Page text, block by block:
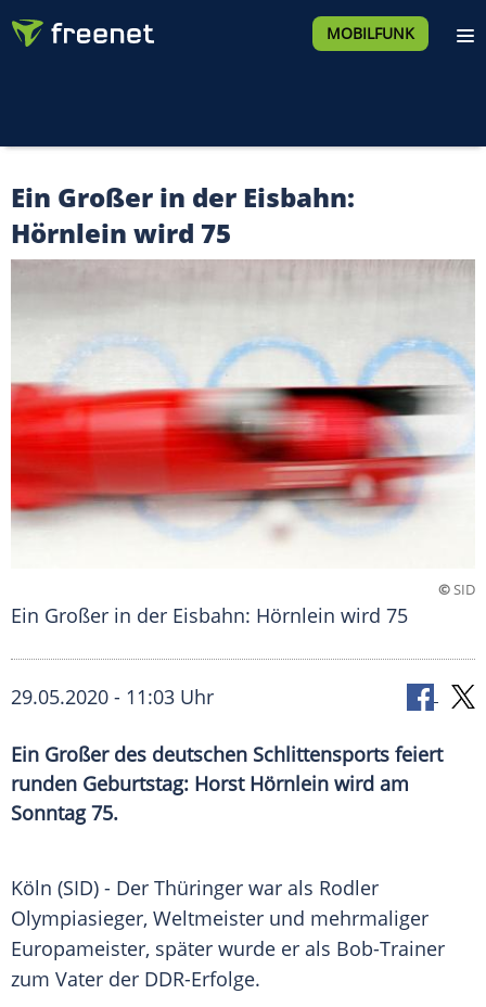
MOBILFUNK
Ein Großer in der Eisbahn:
Hörnlein wird 75
©SID
Ein Großer in der Eisbahn: Hörnlein wird 75
29.05.2020 - 11:03 Uhr
Ein Großer des deutschen Schlittensports feiert
runden Geburtstag: Horst Hörnlein wird am
Sonntag 75.
Köln (SID) - Der Thüringer war als Rodler
Olympiasieger, Weltmeister und mehrmaliger
Europameister, später wurde er als Bob-Trainer
zum Vater der DDR-Erfolge.